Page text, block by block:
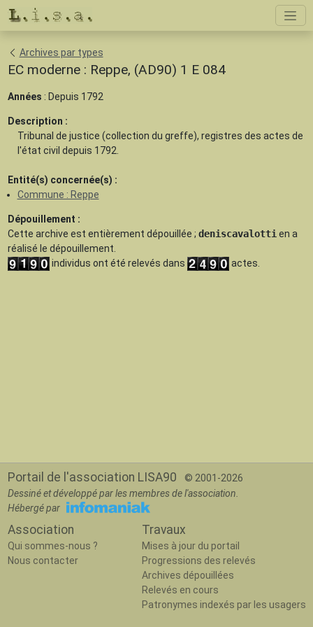
Archives par types
EC moderne : Reppe, (AD90) 1 E 084
Années : Depuis 1792
Description :
Tribunal de justice (collection du greffe), registres des actes de
l'état civil depuis 1792.
Entité(s) concernée(s) :
Commune : Reppe
Dépouillement :
Cette archive est entièrement dépouillée ; deniscavalotti en a
réalisé le dépouillement.
individus ont été relevés dans
actes.
Portail de l'association LISA90
© 2001-2026
Dessiné et développé par les membres de l'association.
Hébergé par
Association
Qui sommes-nous ?
Nous contacter
Travaux
Mises à jour du portail
Progressions des relevés
Archives dépouillées
Relevés en cours
Patronymes indexés par les usagers